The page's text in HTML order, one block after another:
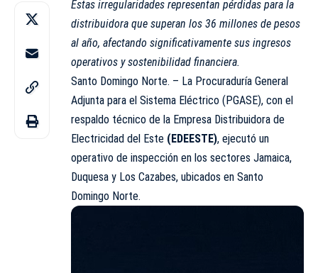
Estas irregularidades representan pérdidas para la
distribuidora que superan los 36 millones de pesos
al año, afectando significativamente sus ingresos
operativos y sostenibilidad financiera.
Santo Domingo Norte. – La Procuraduría General
Adjunta para el Sistema Eléctrico (PGASE), con el
respaldo técnico de la Empresa Distribuidora de
Electricidad del Este (EDEESTE), ejecutó un
operativo de inspección en los sectores Jamaica,
Duquesa y Los Cazabes, ubicados en Santo
Domingo Norte.